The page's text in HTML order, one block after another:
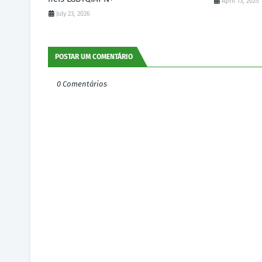
July 23, 2026
POSTAR UM COMENTÁRIO
0 Comentários